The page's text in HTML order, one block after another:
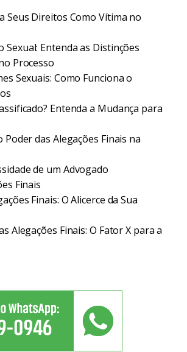
Seus Direitos Como Vítima no
Entenda as Distinções
Processo
Sexuais: Como Funciona o
Entenda a Mudança para
Poder das Alegações Finais na
de um Advogado
Finais
Finais: O Alicerce da Sua
Alegações Finais: O Fator X para a